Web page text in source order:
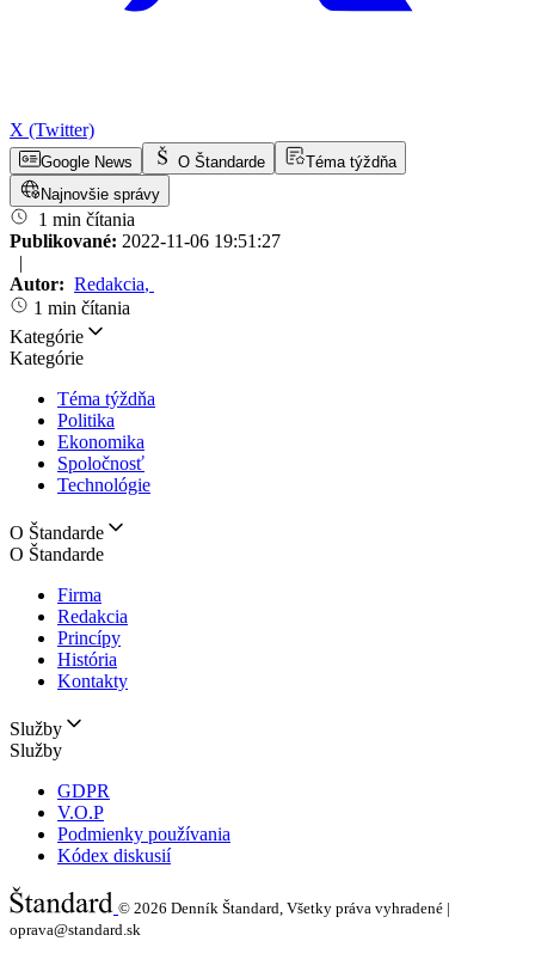
X (Twitter)
Google News O Štandarde
Téma týždňa
Najnovšie správy
1 min čítania
Publikované: 2022-11-06 19:51:27
|
Autor: Redakcia,
1 min čítania
Kategórie
Kategórie
Téma týždňa
Politika
Ekonomika
Spoločnosť
Technológie
O Štandarde
O Štandarde
Firma
Redakcia
Princípy
História
Kontakty
Služby
Služby
GDPR
V.O.P
Podmienky používania
Kódex diskusií
© 2026 Denník Štandard, Všetky práva vyhradené |
oprava@standard.sk